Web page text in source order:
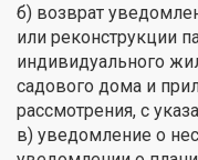
б) возврат
или реконструкции
индивидуального
садового дома и
рассмотрения, с
в) уведомление о